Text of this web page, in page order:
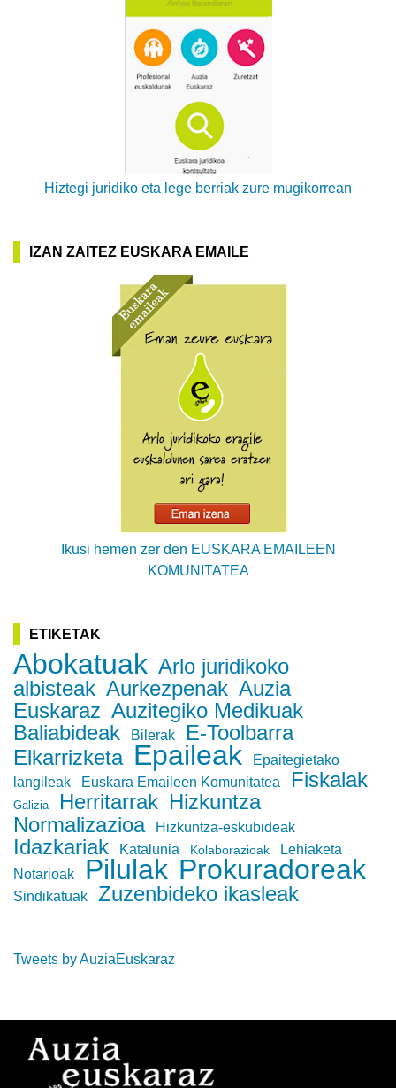
Hiztegi juridiko eta lege berriak zure mugikorrean
IZAN ZAITEZ EUSKARA EMAILE
Ikusi hemen zer den EUSKARA EMAILEEN
KOMUNITATEA
ETIKETAK
Abokatuak Arlo juridikoko
albisteak Aurkezpenak Auzia
Euskaraz Auzitegiko Medikuak
Baliabideak
Bilerak
E-Toolbarra
Elkarrizketa Epaileak
Epaitegietako
langileak
Euskara Emaileen Komunitatea Fiskalak
Galizia Herritarrak Hizkuntza
Normalizazioa
Hizkuntza-eskubideak
Idazkariak Katalunia Kolaborazioak
Lehiaketa
Notarioak
Pilulak Prokuradoreak
Sindikatuak Zuzenbideko ikasleak
Tweets by AuziaEuskaraz